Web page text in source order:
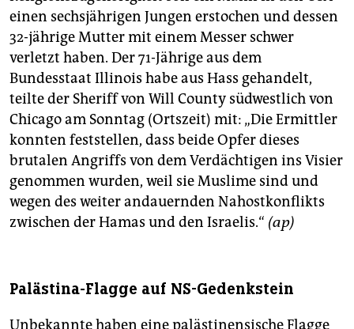
einen sechsjährigen Jungen erstochen und dessen
32-jährige Mutter mit einem Messer schwer
verletzt haben. Der 71-Jährige aus dem
Bundesstaat Illinois habe aus Hass gehandelt,
teilte der Sheriff von Will County südwestlich von
Chicago am Sonntag (Ortszeit) mit: „Die Ermittler
konnten feststellen, dass beide Opfer dieses
brutalen Angriffs von dem Verdächtigen ins Visier
genommen wurden, weil sie Muslime sind und
wegen des weiter andauernden Nahostkonflikts
zwischen der Hamas und den Israelis.“ (ap)
Palästina-Flagge auf NS-Gedenkstein
Unbekannte haben eine palästinensische Flagge